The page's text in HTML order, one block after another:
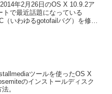
年2月26日のOS X 10.9.2ア
トで最近話題になっている
（いわゆるgotofailバグ）を修正
ツールを使ったOS X
のインストールディスク
。